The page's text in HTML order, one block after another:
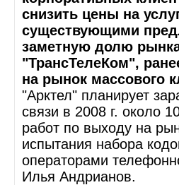
снизить цены на
существующими
заметную долю рынка
"ТрансТелеКом",
на рынок массового
"Арктел" планирует
связи в 2008 г. около
работ по выходу на
испытания набора
операторами
Илья Андрианов.